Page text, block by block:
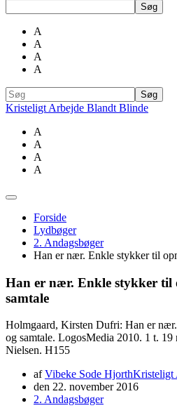
A
A
A
A
Kristeligt Arbejde Blandt Blinde
A
A
A
A
Forside
Lydbøger
2. Andagsbøger
Han er nær. Enkle stykker til
Han er nær. Enkle stykker til
samtale
Holmgaard, Kirsten Dufri: Han er
og samtale. LogosMedia 2010. 1 t.
Nielsen. H155
af Vibeke Sode HjorthKristeligt
den 22. november 2016
2. Andagsbøger